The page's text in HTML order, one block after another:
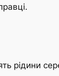
рідини